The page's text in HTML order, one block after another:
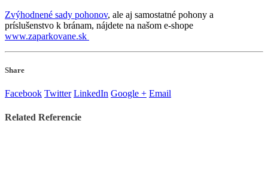
Zvýhodnené sady pohonov, ale aj samostatné pohony a
príslušenstvo k bránam, nájdete na našom e-shope
www.zaparkovane.sk
Share
Facebook Twitter LinkedIn Google + Email
Related Referencie